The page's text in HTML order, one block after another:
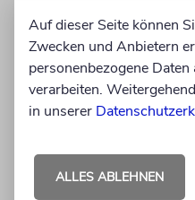
von Lennart Wilsch
07.08.2026
Auf dieser Seite können
Zwecken und Anbietern
personenbezogene
verarbeiten.
in unserer
ALLES ABLEHNEN